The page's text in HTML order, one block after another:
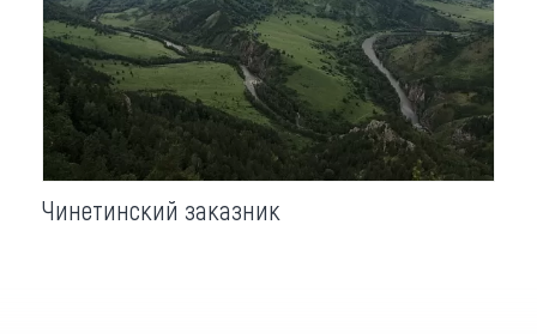
Чинетинский заказник